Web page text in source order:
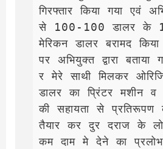
गिरफ्तार किया गया एवं
से 100-100 डालर के
मेरिकन डालर बरामद
पर अभियुक्त द्वारा
र मेरे साथी मिलकर
डालर का प्रिंटर मशीन
की सहायता से
तैयार कर दुर दराज के
कम दाम मे देने का